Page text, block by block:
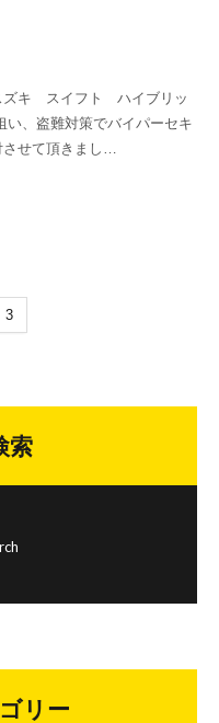
ズキ スイフト ハイブリッ
い、盗難対策でバイパーセキ
させて頂きまし…
3
索
リー